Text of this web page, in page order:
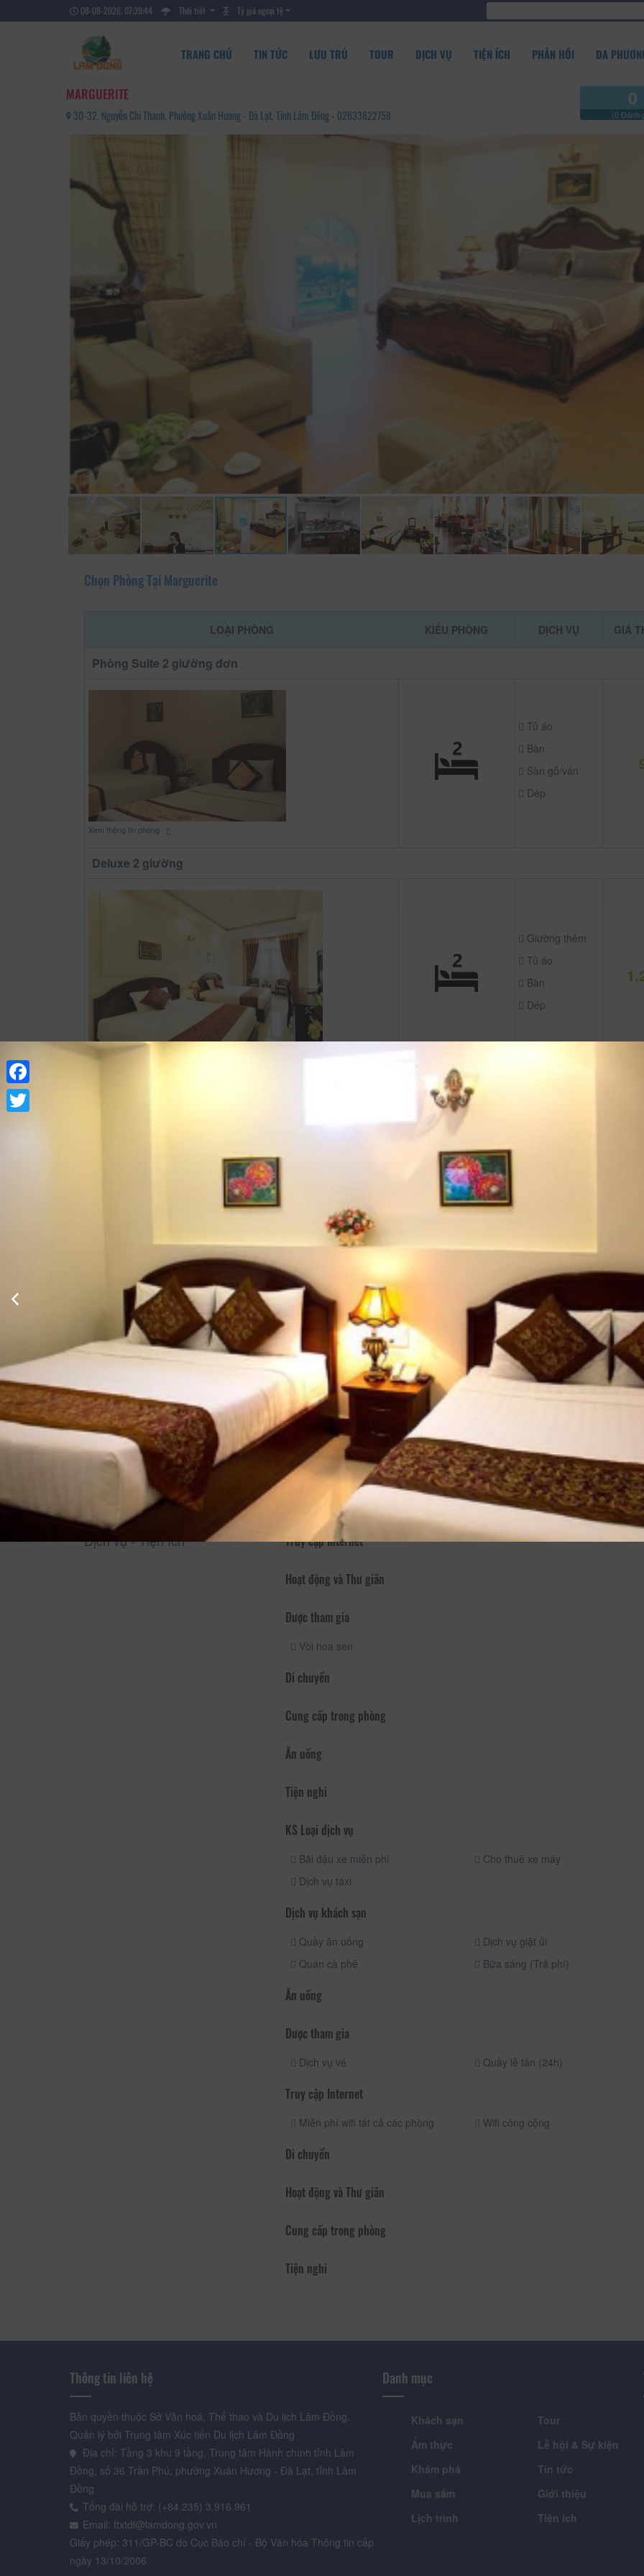
08-08-2026, 07:39:46 Thời tiết Tỷ giá ngoại tệ
TRANG CHỦ TIN TỨC LƯU TRÚ TOUR DỊCH VỤ TIỆN ÍCH PHẢN HỒI ĐA
MARGUERITE
30-32, Nguyễn Chí Thanh, Phường Xuân Hương - Đà Lạt, Tỉnh Lâm Đồng - 02633822758
0
(0 Đánh
Chọn Phòng Tại Marguerite
LOẠI PHÒNG KIỂU PHÒNG DỊCH VỤ GIÁ
Phòng Suite 2 giường đơn
Xem thông tin phòng
Tủ áo
Bàn
Sàn gỗ/ván
Dép
Deluxe 2 giường
Xem thông tin phòng
Giường thêm
Tủ áo
Bàn
Dép
Xem thông tin phòng
Thông Tin Chi Tiết Của Marguerite
Mô tả
Trầm tư sâu lắng, Đà Lạt níu chân người bằng những danh thắng đặc trưng
khách sạn Marguerite sẽ là nơi dừng chân, nghỉ ngơi lý tưởng của du khách
-32 Nguyễn Chí Thanh phường 1, Đà Lạt, khách sạn Marguerite lấy phương
Với vị trí đắc địa – nằm ngay trung tâm thành phố, cùng với phong cách phục
ấm cúng, đặc biệt có tầm nhìn hướng ra Hồ Xuân Hương và khu phố đi bộ,
khi bạn đến nghỉ ngơi hay công tác tại Thành phố ngàn hoa.
Dịch vụ - Tiện ích Truy cập Internet
Hoạt động và Thư giãn
Được tham gia
Vòi hoa sen
Di chuyển
Cung cấp trong phòng
Ăn uống
Tiện nghi
KS Loại dịch vụ
Bãi đậu xe miễn phí Cho thuê xe máy
Dịch vụ taxi
Dịch vụ khách sạn
Quầy ăn uống Dịch vụ giặt ủi
Quán cà phê
Bữa sáng (Trả phí)
Ăn uống
Được tham gia
Dịch vụ vé Quầy lễ tân (24h)
Truy cập Internet
Miễn phí wifi tất cả các phòng Wifi công cộng
Di chuyển
Hoạt động và Thư giãn
Cung cấp trong phòng
Tiện nghi
Thông tin liên hệ
Bản quyền thuộc Sở Văn hoá, Thể thao và Du lịch Lâm Đồng.
Quản lý bởi Trung tâm Xúc tiến Du lịch Lâm Đồng
Địa chỉ: Tầng 3 khu 9 tầng, Trung tâm Hành chính tỉnh Lâm
Đồng, số 36 Trần Phú, phường Xuân Hương - Đà Lạt, tỉnh Lâm
Đồng
Tổng đài hỗ trợ: (+84.235) 3.916.961
Email: ttxtdl@lamdong.gov.vn
Giấy phép: 311/GP-BC do Cục Báo chí - Bộ Văn hóa Thông tin cấp
ngày 13/10/2006
Danh mục
Khách sạn
Ẩm thực
Khám phá
Mua sắm
Lịch trình
Tour
Lễ hội & Sự kiện
Tin tức
Giới thiệu
Tiện ích
Facebook